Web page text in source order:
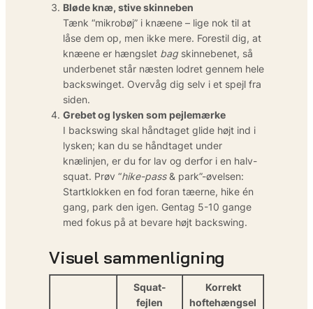
Bløde knæ, stive skinneben
Tænk “mikrobøj” i knæene – lige nok til at
låse dem op, men ikke mere. Forestil dig, at
knæene er hængslet bagskinnebenet, så
underbenet står næsten lodret gennem hele
backswinget. Overvåg dig selv i et spejl fra
siden.
Grebet og lysken som pejlemærke
I backswing skal håndtaget glide højt ind i
lysken; kan du se håndtaget under
knælinjen, er du for lav og derfor i en halv-
squat. Prøv “hike-pass& park”-øvelsen:
Startklokken en fod foran tæerne, hike én
gang, park den igen. Gentag 5-10 gange
med fokus på at bevare højt backswing.
Visuel sammenligning
Squat-
fejlen
Korrekt
hoftehængsel